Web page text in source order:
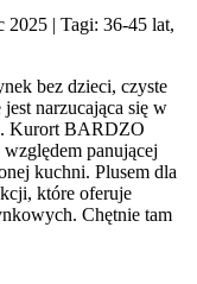
2025 | Tagi: 36-45 lat,
bez dzieci, czyste
narzucająca się w
Kurort BARDZO
panującej
kuchni. Plusem dla
które oferuje
Chętnie tam